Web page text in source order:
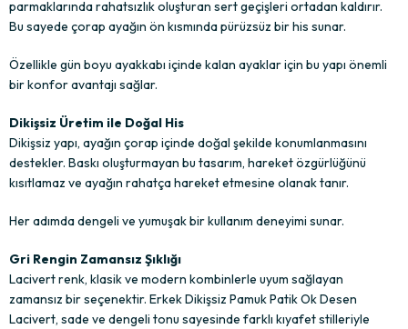
parmaklarında rahatsızlık oluşturan sert geçişleri ortadan kaldırır.
Bu sayede çorap ayağın ön kısmında pürüzsüz bir his sunar.
Özellikle gün boyu ayakkabı içinde kalan ayaklar için bu yapı önemli
bir konfor avantajı sağlar.
Dikişsiz Üretim ile Doğal His
Dikişsiz yapı, ayağın çorap içinde doğal şekilde konumlanmasını
destekler. Baskı oluşturmayan bu tasarım, hareket özgürlüğünü
kısıtlamaz ve ayağın rahatça hareket etmesine olanak tanır.
Her adımda dengeli ve yumuşak bir kullanım deneyimi sunar.
Gri Rengin Zamansız Şıklığı
Lacivert renk, klasik ve modern kombinlerle uyum sağlayan
zamansız bir seçenektir. Erkek Dikişsiz Pamuk Patik Ok Desen
Lacivert, sade ve dengeli tonu sayesinde farklı kıyafet stilleriyle